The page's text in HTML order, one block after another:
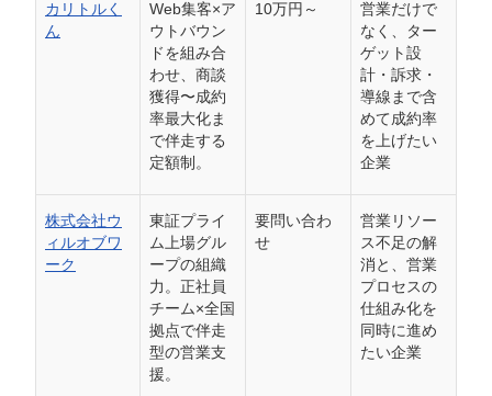
会社概要資料をダウンロー
ドする
StockSun株式会社
〒160-0023 東京都新宿区西新宿3丁目8番3号 新
プライバシーポリシー
カリトルく
ん
Web集客×ア
ウトバウン
ドを組み合
わせ、商談
獲得〜成約
率最大化ま
で伴走する
定額制。
10万円～
営業だけで
なく、ター
ゲット設
計・訴求・
導線まで含
めて成約率
を上げたい
企業
株式会社ウ
ィルオブワ
ーク
東証プライ
ム上場グル
ープの組織
力。正社員
チーム×全国
拠点で伴走
型の営業支
援。
要問い合わ
せ
営業リソー
ス不足の解
消と、営業
プロセスの
仕組み化を
同時に進め
たい企業